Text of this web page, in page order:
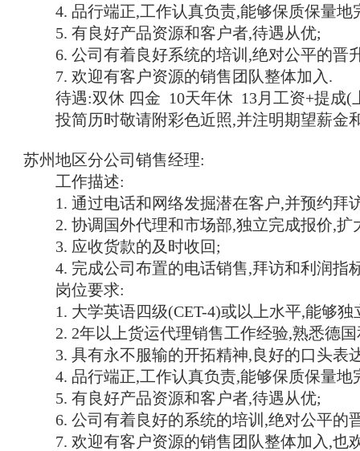
4. 品行端正,工作认真负责,能够保质保量地
5. 有良好产品资源和客户者,待遇从优;
6. 公司有着良好系统的培训,绝对公平的晋
7. 欢迎有客户资源的销售团队整体加入.
待遇:双休 四金 10天年休 13月工资+提成(
投简历时敬请附彩色近照,并注明期望薪金
苏州地区分公司销售经理:
工作描述:
1. 通过电话和网络发掘潜在客户,并预约拜
2. 协调国外代理和市场部,独立完成报价,扩
3. 应收货款的及时收回;
4. 完成公司布置的电话销售,拜访和利润指
岗位要求:
1. 大学英语四级(CET-4)或以上水平,能够独
2. 2年以上货运代理销售工作经验,熟悉德国
3. 具有永不服输的开拓精神,良好的口头表
4. 品行端正,工作认真负责,能够保质保量地
5. 有良好产品资源和客户者,待遇从优;
6. 公司有着良好的系统的培训,绝对公平的
7. 欢迎有客户资源的销售团队整体加入,也